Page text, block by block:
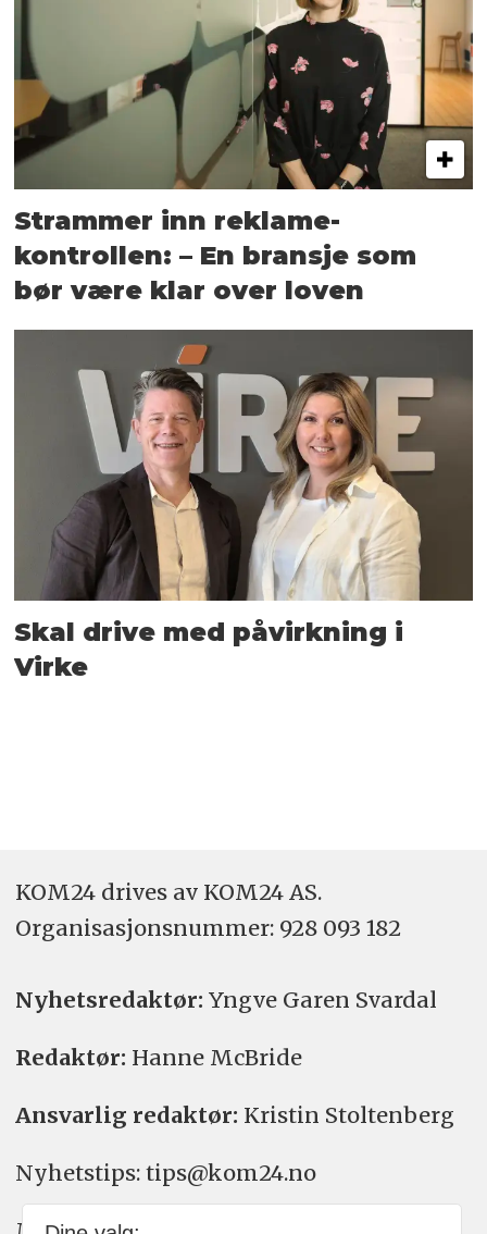
Strammer inn reklame-
kontrollen: – En bransje som
bør være klar over loven
Skal drive med påvirkning i
Virke
KOM24 drives av KOM24 AS.
Organisasjons­nummer: 928 093 182
Nyhetsredaktør: Yngve Garen Svardal
Redaktør: Hanne McBride
Ansvarlig redaktør: Kristin Stoltenberg
Nyhetstips: tips@kom24.no